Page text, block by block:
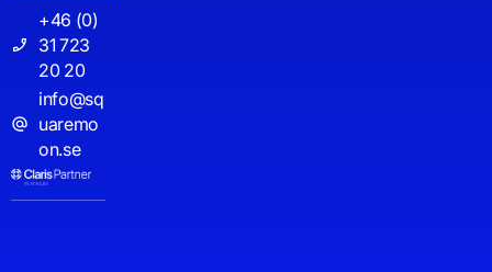
+46 (0)
31 723
20 20
info@sq
uaremo
on.se